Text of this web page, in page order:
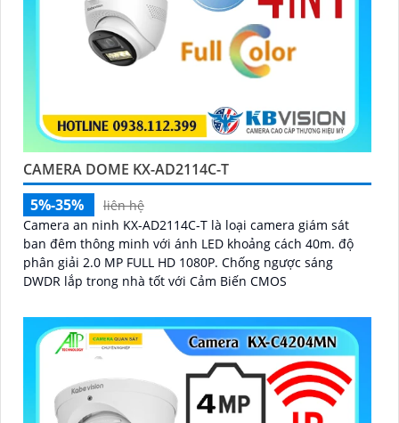
CAMERA DOME KX-AD2114C-T
5%-35%
liên hệ
Camera an ninh KX-AD2114C-T là loại camera giám sát
ban đêm thông minh với ánh LED khoảng cách 40m. độ
phân giải 2.0 MP FULL HD 1080P. Chống ngược sáng
DWDR lắp trong nhà tốt với Cảm Biến CMOS